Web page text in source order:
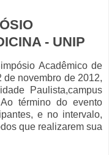
- UNIP
Acadêmico de
novembro de 2012,
Paulista,campus
término do evento
e no intervalo,
que realizarem sua